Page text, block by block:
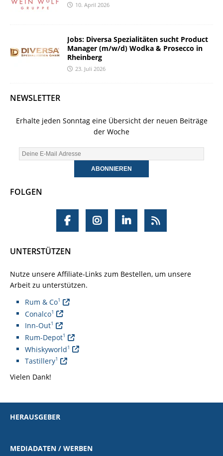
10. April 2026
Jobs: Diversa Spezialitäten sucht Product
Manager (m/w/d) Wodka & Prosecco in
Rheinberg
23. Juli 2026
NEWSLETTER
Erhalte jeden Sonntag eine Übersicht der neuen Beiträge
der Woche
FOLGEN
UNTERSTÜTZEN
Nutze unsere Affiliate-Links zum Bestellen, um unsere
Arbeit zu unterstützen.
Rum & Co1
Conalco1
Inn-Out1
Rum-Depot1
Whiskyworld1
Tastillery1
Vielen Dank!
HERAUSGEBER
MEDIADATEN / WERBEN